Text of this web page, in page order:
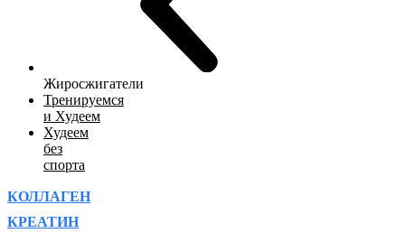
Жиросжигатели
Тренируемся
и Худеем
Худеем
без
спорта
КОЛЛАГЕН
КРЕАТИН